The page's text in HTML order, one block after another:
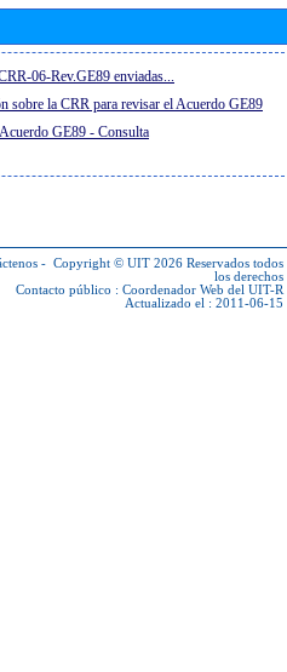
06-Rev.GE89 enviadas...
sobre la CRR para revisar el Acuerdo GE89
GE89 - Consulta
- Copyright © UIT 2026 Reservados todos
los derechos
Contacto público : Coordenador Web del UIT-R
Actualizado el : 2011-06-15